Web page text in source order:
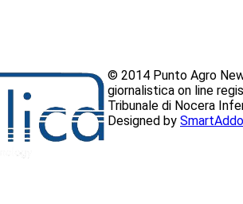
© 2014 Punto Agro
giornalistica on line
Tribunale di Nocera
Designed by